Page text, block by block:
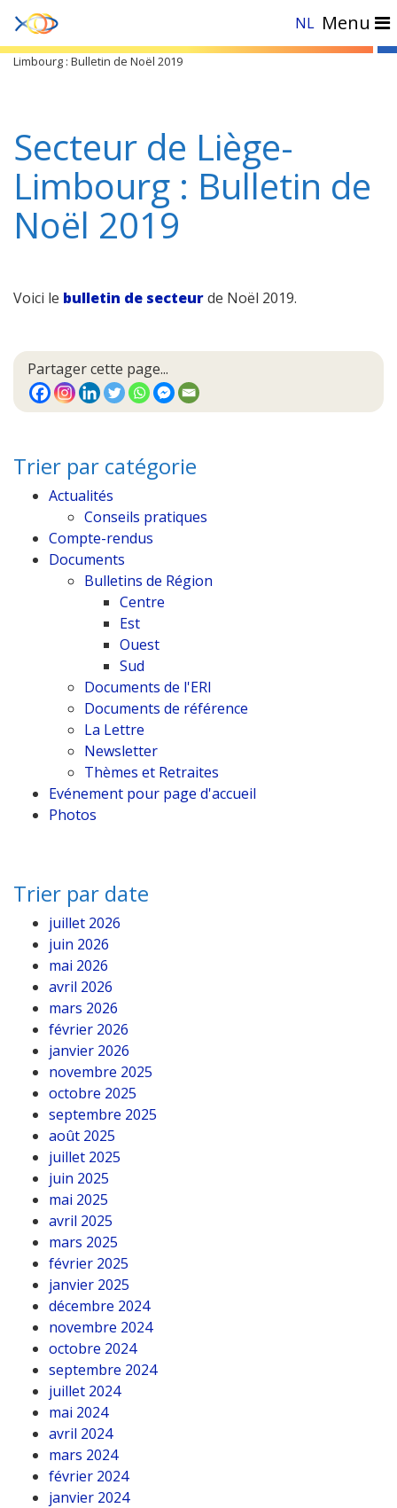
NL Menu
Accueil
Limbourg : Bulletin de Noël 2019
Secteur de Liège-
Limbourg : Bulletin de
Noël 2019
Voici le bulletin de secteurde Noël 2019.
Partager cette page...
Trier par catégorie
Actualités
Conseils pratiques
Compte-rendus
Documents
Bulletins de Région
Centre
Est
Ouest
Sud
Documents de l'ERI
Documents de référence
La Lettre
Newsletter
Thèmes et Retraites
Evénement pour page d'accueil
Photos
Trier par date
juillet 2026
juin 2026
mai 2026
avril 2026
mars 2026
février 2026
janvier 2026
novembre 2025
octobre 2025
septembre 2025
août 2025
juillet 2025
juin 2025
mai 2025
avril 2025
mars 2025
février 2025
janvier 2025
décembre 2024
novembre 2024
octobre 2024
septembre 2024
juillet 2024
mai 2024
avril 2024
mars 2024
février 2024
janvier 2024